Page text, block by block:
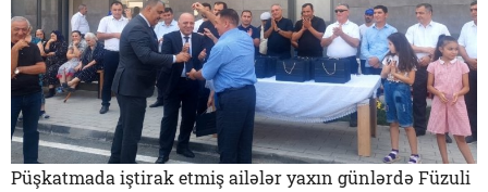
Püşkatmada iştirak etmiş ailələr yaxın günlərdə Füzuli